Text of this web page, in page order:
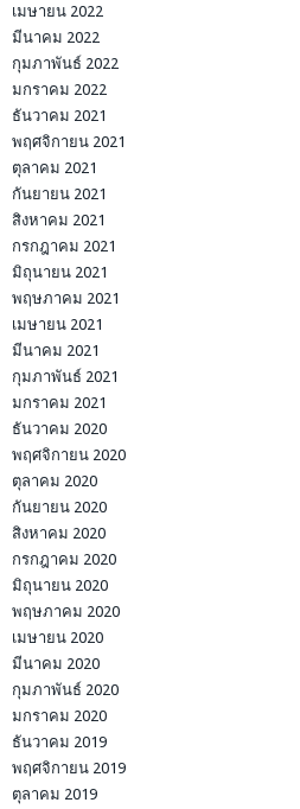
เมษายน 2022
มีนาคม 2022
กุมภาพันธ์ 2022
มกราคม 2022
ธันวาคม 2021
พฤศจิกายน 2021
ตุลาคม 2021
กันยายน 2021
สิงหาคม 2021
กรกฎาคม 2021
มิถุนายน 2021
พฤษภาคม 2021
เมษายน 2021
มีนาคม 2021
กุมภาพันธ์ 2021
มกราคม 2021
ธันวาคม 2020
พฤศจิกายน 2020
ตุลาคม 2020
กันยายน 2020
สิงหาคม 2020
กรกฎาคม 2020
มิถุนายน 2020
พฤษภาคม 2020
เมษายน 2020
มีนาคม 2020
กุมภาพันธ์ 2020
มกราคม 2020
ธันวาคม 2019
พฤศจิกายน 2019
ตุลาคม 2019